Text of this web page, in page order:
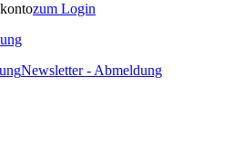
zum Login
Newsletter - Abmeldung